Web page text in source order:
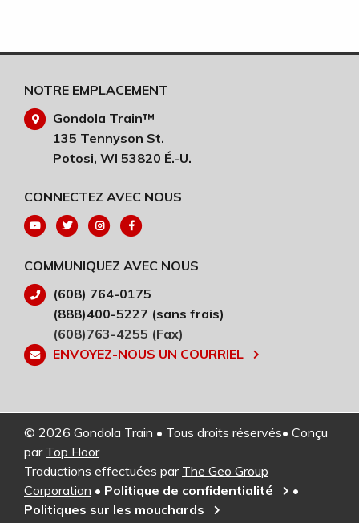
NOTRE EMPLACEMENT
Gondola Train™
135 Tennyson St.
Potosi, WI 53820 É.-U.
CONNECTEZ AVEC NOUS
COMMUNIQUEZ AVEC NOUS
(608) 764-0175
(888)400-5227 (sans frais)
(608)763-4255 (Fax)
ENVOYEZ-NOUS UN COURRIEL
© 2026 Gondola Train • Tous droits réservés• Conçu
par Top Floor
Traductions effectuées par The Geo Group
Corporation • Politique de confidentialité
•
Politiques sur les mouchards